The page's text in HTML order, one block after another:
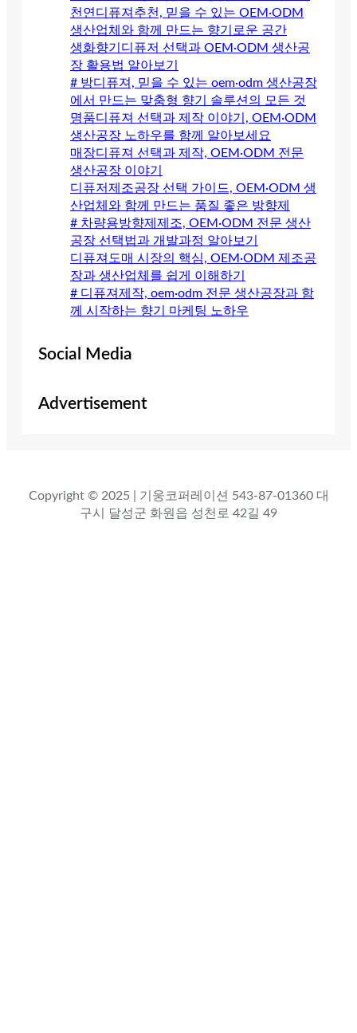
천연디퓨져추천, 믿을 수 있는 OEM·ODM
생산업체와 함께 만드는 향기로운 공간
생화향기디퓨저 선택과 OEM·ODM 생산공
장 활용법 알아보기
# 방디퓨져, 믿을 수 있는 oem·odm 생산공장
에서 만드는 맞춤형 향기 솔루션의 모든 것
명품디퓨져 선택과 제작 이야기, OEM·ODM
생산공장 노하우를 함께 알아보세요
매장디퓨져 선택과 제작, OEM·ODM 전문
생산공장 이야기
디퓨저제조공장 선택 가이드, OEM·ODM 생
산업체와 함께 만드는 품질 좋은 방향제
# 차량용방향제제조, OEM·ODM 전문 생산
공장 선택법과 개발과정 알아보기
디퓨져도매 시장의 핵심, OEM·ODM 제조공
장과 생산업체를 쉽게 이해하기
# 디퓨져제작, oem·odm 전문 생산공장과 함
께 시작하는 향기 마케팅 노하우
Social Media
Advertisement
Copyright © 2025 | 기웅코퍼레이션 543-87-01360 대
구시 달성군 화원읍 성천로 42길 49